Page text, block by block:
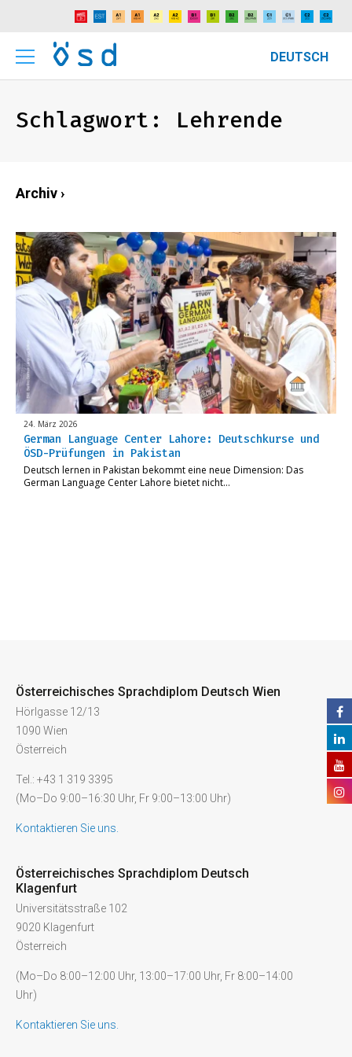
DEUTSCH
Schlagwort: Lehrende
Archiv
24. März 2026
German Language Center Lahore: Deutschkurse und
ÖSD-Prüfungen in Pakistan
Deutsch lernen in Pakistan bekommt eine neue Dimension: Das
German Language Center Lahore bietet nicht…
Österreichisches Sprachdiplom Deutsch Wien
Hörlgasse 12/13
1090 Wien
Österreich
Tel.: +43 1 319 3395
(Mo–Do 9:00–16:30 Uhr, Fr 9:00–13:00 Uhr)
Kontaktieren Sie uns.
Österreichisches Sprachdiplom Deutsch
Klagenfurt
Universitätsstraße 102
9020 Klagenfurt
Österreich
(Mo–Do 8:00–12:00 Uhr, 13:00–17:00 Uhr, Fr 8:00–14:00
Uhr)
Kontaktieren Sie uns.